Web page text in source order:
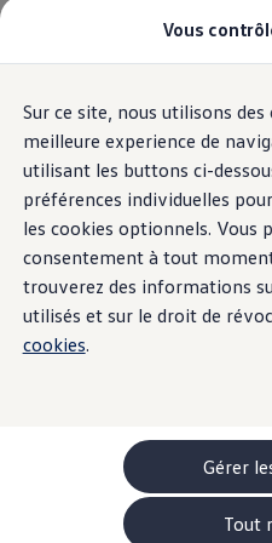
Vous
Sur ce site, nous utilisons
meilleure experience de
utilisant les buttons ci-
préférences individuelles
les cookies optionnels. Vous
consentement à tout
trouverez des informations
utilisés et sur le droit de
cookies.
Tout
Gérer
Aller au
contenu
principal
Aller
au
pied
de
page
Modèles et configurateur
Offres pour
ID. Polo
ID.3 Neo
T-Roc
T-Cross
Taigo
Golf
Tiguan
Tayron
ID.3 GTX
Brochure
Véhicules en stock
Véhicules
-> Volkswagen
Listes de prix
Politique de
1. Qu'est-ce qu'un
Les cookies sont des
récupèrent des
de navigation des
obtenues peuvent
ainsi qu’au navigateur ou
visiter un site.